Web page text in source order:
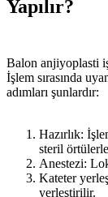
Yapılır?
Balon anjiyoplasti
İşlem sırasında
adımları şunlardır:
Hazırlık:
steril
Anestezi:
Kateter
yerleştirilir.